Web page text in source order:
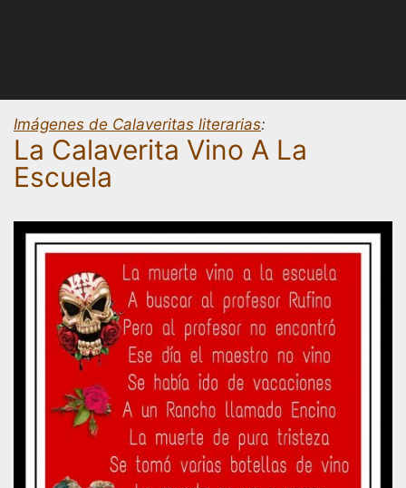
Imágenes de Calaveritas literarias:
La Calaverita Vino A La
Escuela